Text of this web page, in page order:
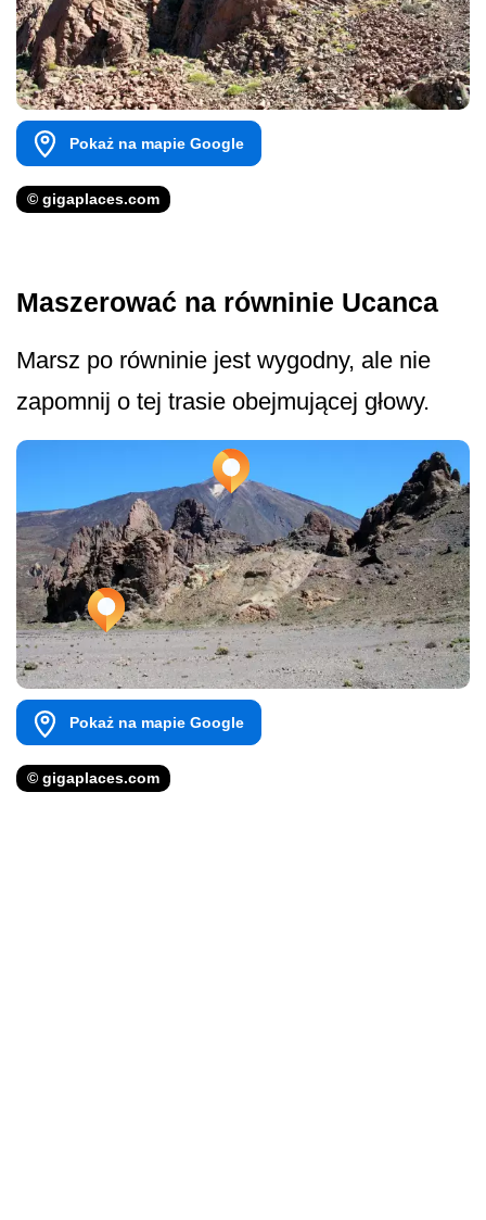
Pokaż na mapie Google
© gigaplaces.com
Maszerować na równinie Ucanca
Marsz po równinie jest wygodny, ale nie
zapomnij o tej trasie obejmującej głowy.
Pokaż na mapie Google
© gigaplaces.com